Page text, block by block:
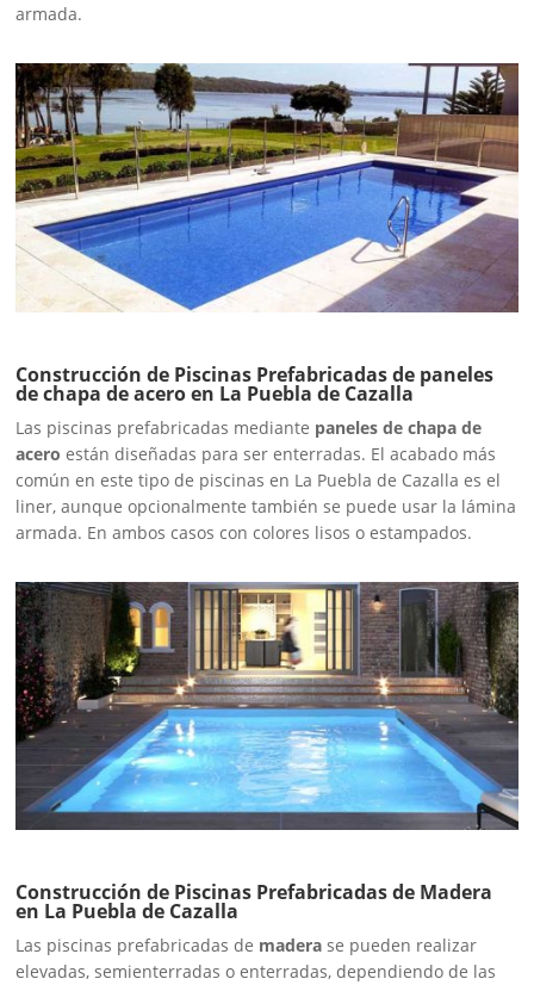
armada.
Construcción de Piscinas Prefabricadas de paneles
de chapa de acero en La Puebla de Cazalla
Las piscinas prefabricadas mediante paneles de chapa de
acero están diseñadas para ser enterradas. El acabado más
común en este tipo de piscinas en La Puebla de Cazalla es el
liner, aunque opcionalmente también se puede usar la lámina
armada. En ambos casos con colores lisos o estampados.
Construcción de Piscinas Prefabricadas de Madera
en La Puebla de Cazalla
Las piscinas prefabricadas de madera se pueden realizar
elevadas, semienterradas o enterradas, dependiendo de las